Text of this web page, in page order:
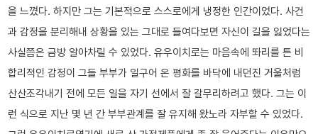
을 느꼈다. 하지만 그는 기본적으로 스스로에게 냉정한 인간이었다. 사건
과 감정을 분리해내 상황을 있는 그대로 들여다보면 자신이 길을 잃었다는
사실쯤은 금방 알아차릴 수 있었다. 유우이치로는 마음속에 똬리를 튼 비
합리적인 감정이 그들 부부가 일구어 온 평화를 바닥에 내던진 거울처럼
산산조각내기 전에 모든 일을 자기 선에서 잘 갈무리하려고 했다. 그는 이
런 식으로 지난 몇 년 간 부부관계를 잘 유지해 왔노라 자부할 수 있었다.